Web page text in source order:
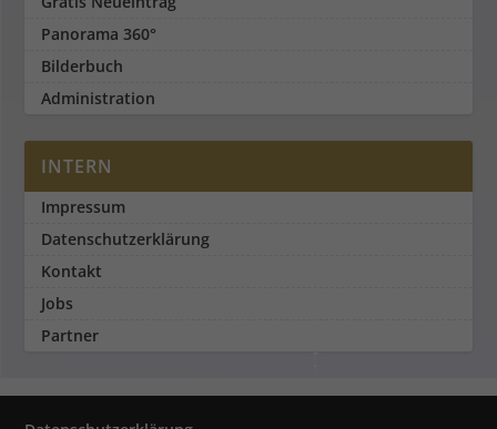
Panorama 360°
Bilderbuch
Administration
INTERN
Impressum
Datenschutzerklärung
Kontakt
Jobs
Partner